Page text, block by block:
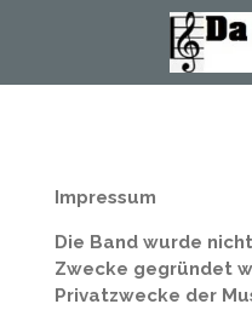
Impressum
Die Band wurde
Zwecke gegründet
Privatzwecke der